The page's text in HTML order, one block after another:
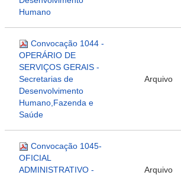
Humano
Convocação 1044 -
OPERÁRIO DE
SERVIÇOS GERAIS -
Secretarias de
Desenvolvimento
Humano,Fazenda e
Saúde
Arquivo
Convocação 1045-
OFICIAL
ADMINISTRATIVO -
Arquivo